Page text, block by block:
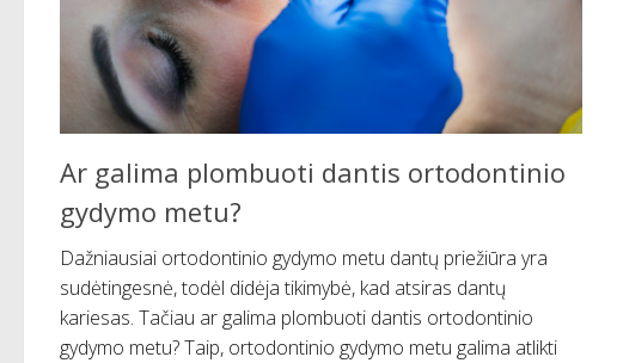
Ar galima plombuoti dantis ortodontinio
gydymo metu?
Dažniausiai ortodontinio gydymo metu dantų priežiūra yra
sudėtingesnė, todėl didėja tikimybė, kad atsiras dantų
kariesas. Tačiau ar galima plombuoti dantis ortodontinio
gydymo metu? Taip, ortodontinio gydymo metu galima atlikti